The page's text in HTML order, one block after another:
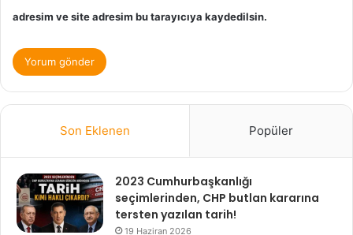
adresim ve site adresim bu tarayıcıya kaydedilsin.
Son Eklenen Popüler
2023 Cumhurbaşkanlığı
seçimlerinden, CHP butlan kararına
tersten yazılan tarih!
19 Haziran 2026